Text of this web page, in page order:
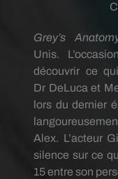
Grey’s
Unis.
découvrir ce
Dr DeLuca et
lors du dernier
Alex. L’acteur
silence sur ce
15 entre son